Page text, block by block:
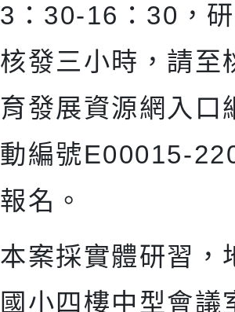
3：30-16：30，
核發三小時，請至
育發展資源網入口
動編號E00015-
報名。
本案採實體研習，
國小四樓中型會議